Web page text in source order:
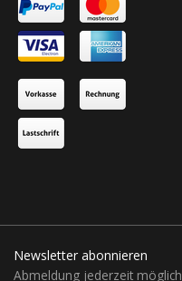
Newsletter abonnieren
Abmeldung jederzeit möglich